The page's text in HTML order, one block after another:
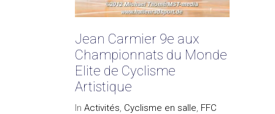
Jean Carmier 9e aux
Championnats du Monde
Elite de Cyclisme
Artistique
In Activités, Cyclisme en salle, FFC